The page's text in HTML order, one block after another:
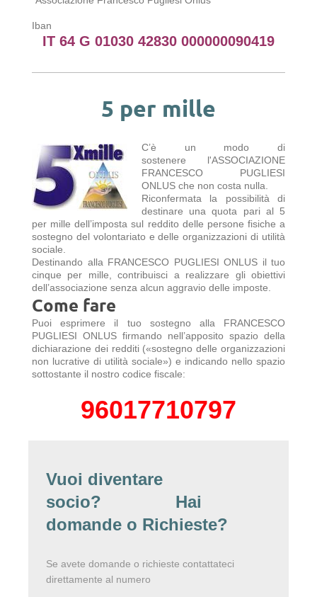
Iban
IT 64 G 01030 42830 000000090419
5 per mille
C’è un modo di
sostenere l'ASSOCIAZIONE
FRANCESCO PUGLIESI
ONLUS che non costa nulla.
Riconfermata la possibilità di
destinare una quota pari al 5
per mille dell’imposta sul reddito delle persone fisiche a
sostegno del volontariato e delle organizzazioni di utilità
sociale.
Destinando alla FRANCESCO PUGLIESI ONLUS il tuo
cinque per mille, contribuisci a realizzare gli obiettivi
dell’associazione senza alcun aggravio delle imposte.
Come fare
Puoi esprimere il tuo sostegno alla FRANCESCO
PUGLIESI ONLUS firmando nell’apposito spazio della
dichiarazione dei redditi («sostegno delle organizzazioni
non lucrative di utilità sociale») e indicando nello spazio
sottostante il nostro codice fiscale:
96017710797
Vuoi diventare
socio? Hai
domande o Richieste?
Se avete domande o richieste contattateci
direttamente al numero